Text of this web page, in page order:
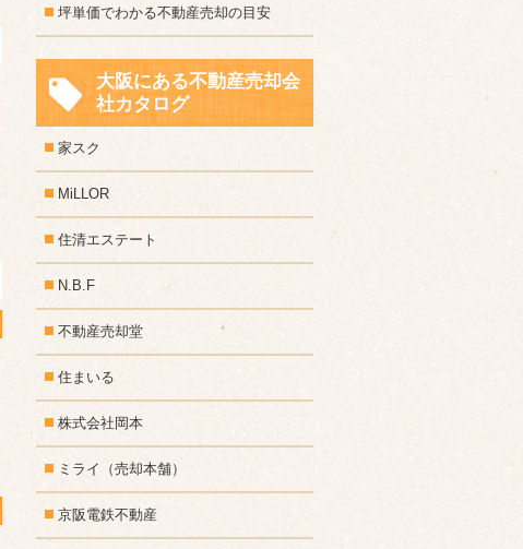
坪単価でわかる不動産売却の目安
大阪にある不動産売却会
社カタログ
家スク
MiLLOR
住清エステート
N.B.F
不動産売却堂
住まいる
株式会社岡本
ミライ（売却本舗）
京阪電鉄不動産